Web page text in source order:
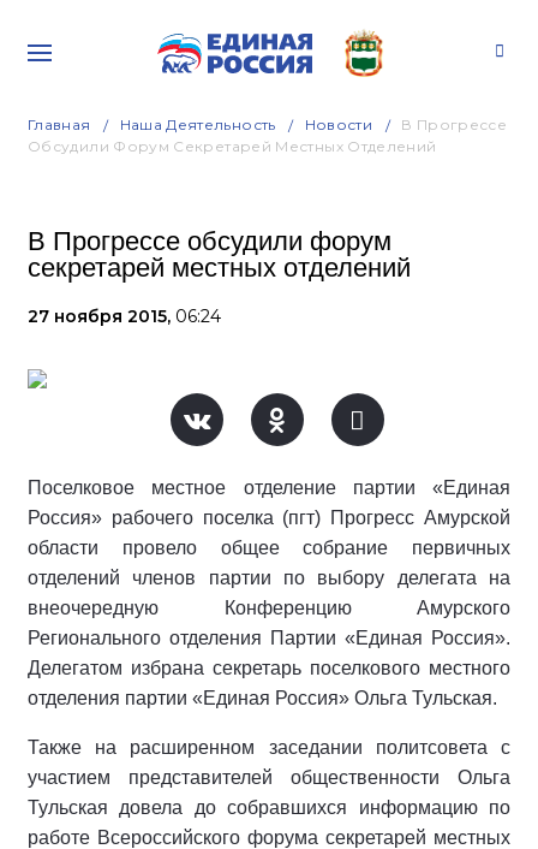
Главная Наша Деятельность Новости
В Прогрессе
Обсудили Форум Секретарей Местных Отделений
В Прогрессе обсудили форум
секретарей местных отделений
27 ноября 2015, 06:24
Поселковое местное отделение партии «Единая
Россия» рабочего поселка (пгт) Прогресс Амурской
области провело общее собрание первичных
отделений членов партии по выбору делегата на
внеочередную Конференцию Амурского
Регионального отделения Партии «Единая Россия».
Делегатом избрана секретарь поселкового местного
отделения партии «Единая Россия» Ольга Тульская.
Также на расширенном заседании политсовета с
участием представителей общественности Ольга
Тульская довела до собравшихся информацию по
работе Всероссийского форума секретарей местных